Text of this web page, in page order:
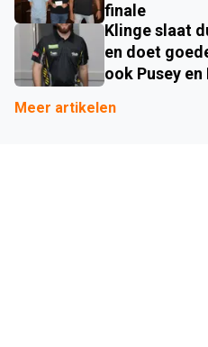
finale
Klinge slaat
en doet
ook Pusey
Meer artikelen